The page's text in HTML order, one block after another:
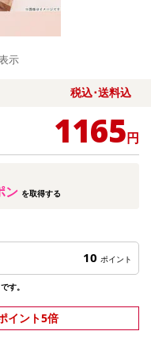
示
税込･送料込
1165円
ン を取得する
10 ポイント
す。
イント5倍